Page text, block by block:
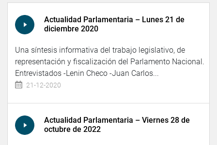
Actualidad Parlamentaria – Lunes 21 de
diciembre 2020
Una síntesis informativa del trabajo legislativo, de
representación y fiscalización del Parlamento Nacional.
Entrevistados -Lenin Checo -Juan Carlos...
21-12-2020
Actualidad Parlamentaria – Viernes 28 de
octubre de 2022